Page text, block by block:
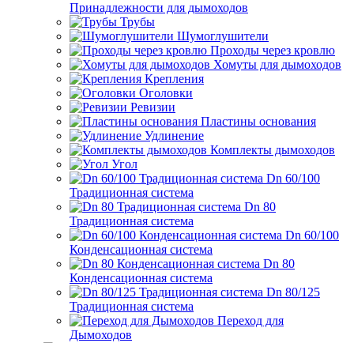
Принадлежности для дымоходов
Трубы
Шумоглушители
Проходы через кровлю
Хомуты для дымоходов
Крепления
Оголовки
Ревизии
Пластины основания
Удлинение
Комплекты дымоходов
Угол
Dn 60/100
Традиционная система
Dn 80
Традиционная система
Dn 60/100
Конденсационная система
Dn 80
Конденсационная система
Dn 80/125
Традиционная система
Переход для
Дымоходов